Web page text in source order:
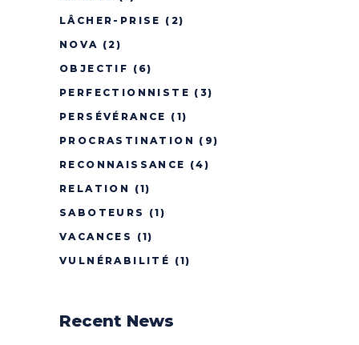
LÂCHER-PRISE (2)
NOVA (2)
OBJECTIF (6)
PERFECTIONNISTE (3)
PERSÉVÉRANCE (1)
PROCRASTINATION (9)
RECONNAISSANCE (4)
RELATION
(1)
SABOTEURS
(1)
VACANCES
(1)
VULNÉRABILITÉ (1)
Recent News